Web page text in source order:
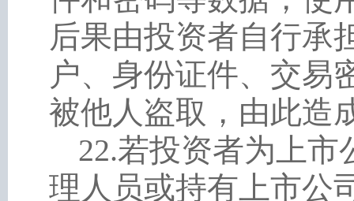
后果由投资者自行承
户、身份证件、交易
被他人盗取，由此造
22.若投资者为上市
理人员或持有上市公